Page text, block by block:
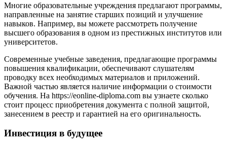
Многие образовательные учреждения предлагают программы,
направленные на занятие старших позиций и улучшение
навыков. Например, вы можете рассмотреть получение
высшего образования в одном из престижных институтов или
университетов.
Современные учебные заведения, предлагающие программы
повышения квалификации, обеспечивают слушателям
проводку всех необходимых материалов и приложений.
Важной частью является наличие информации о стоимости
обучения. На https://eonline-diploma.com вы узнаете сколько
стоит процесс приобретения документа с полной защитой,
занесением в реестр и гарантией на его оригинальность.
Инвестиция в будущее